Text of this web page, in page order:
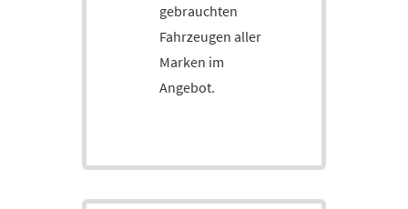
gebrauchten
Fahrzeugen aller
Marken im
Angebot.